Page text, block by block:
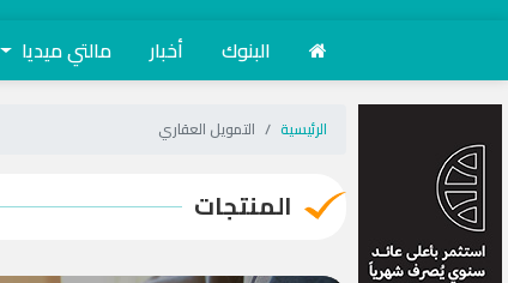
البنوك أخبار مالتي ميديا
الرئيسية التمويل العقاري
المنتجات